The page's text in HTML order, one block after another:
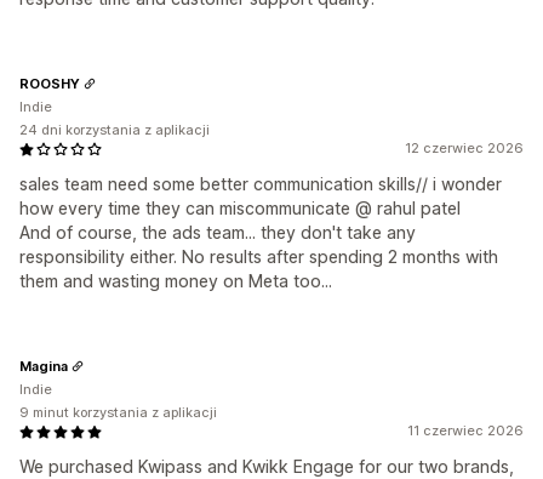
12 czerwiec 2026
sales team need some better communication skills// i wonder
how every time they can miscommunicate @ rahul patel
And of course, the ads team... they don't take any
responsibility either. No results after spending 2 months with
them and wasting money on Meta too...
ROOSHY
Indie
24 dni korzystania z aplikacji
11 czerwiec 2026
We purchased Kwipass and Kwikk Engage for our two brands,
Magina
Indie
9 minut korzystania z aplikacji